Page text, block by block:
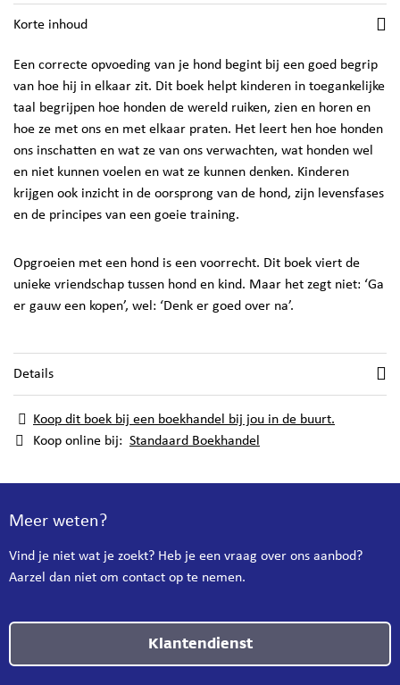
Korte inhoud
Een correcte opvoeding van je hond begint bij een goed begrip
van hoe hij in elkaar zit. Dit boek helpt kinderen in toegankelijke
taal begrijpen hoe honden de wereld ruiken, zien en horen en
hoe ze met ons en met elkaar praten. Het leert hen hoe honden
ons inschatten en wat ze van ons verwachten, wat honden wel
en niet kunnen voelen en wat ze kunnen denken. Kinderen
krijgen ook inzicht in de oorsprong van de hond, zijn levensfases
en de principes van een goeie training.
Opgroeien met een hond is een voorrecht. Dit boek viert de
unieke vriendschap tussen hond en kind. Maar het zegt niet: ‘Ga
er gauw een kopen’, wel: ‘Denk er goed over na’.
Details
Koop dit boek bij een boekhandel bij jou in de buurt.
Koop online bij: Standaard Boekhandel
Meer weten?
Vind je niet wat je zoekt? Heb je een vraag over ons aanbod?
Aarzel dan niet om contact op te nemen.
Klantendienst